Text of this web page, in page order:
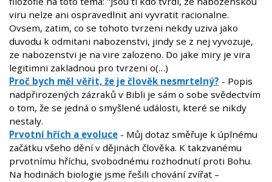
viru nelze ani ospravedlnit ani vyvratit racionalne.
Ovsem, zatim, co se tohoto tvrzeni nekdy uziva jako
duvodu k odmitani nabozenstvi, jindy se z nej vyvozuje,
ze nabozenstvi je na vire zalozeno. Do jake miry je vira
legitimni zakladnou pro tvrzeni o(…)
Proč bych měl věřit, že je člověk nesmrtelný? - Popis
nadpřirozených zázraků v Bibli je sám o sobe svědectvím
o tom, že se jedná o smyšlené události, které se nikdy
nestaly.
Prvotní hřích a evoluce - Můj dotaz směřuje k úplnému
začátku všeho dění v dějinách člověka. K takzvanému
prvotnímu hříchu, svobodnému rozhodnutí proti Bohu.
Na hodinách biologie jsme řešili chování zvířat –